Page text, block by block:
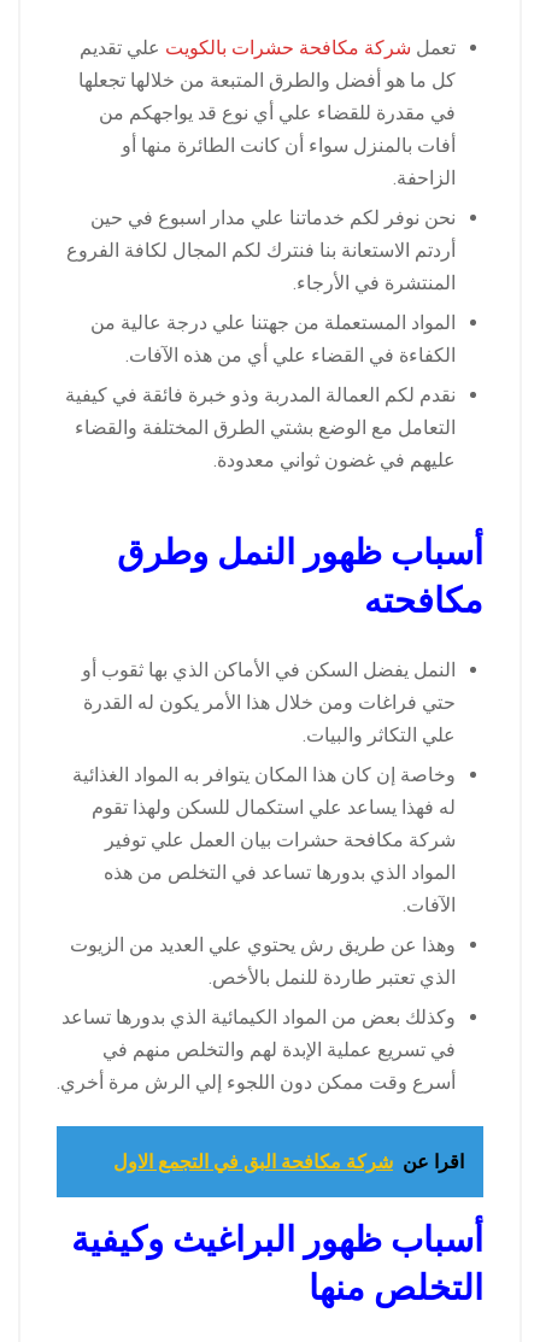
تعمل شركة مكافحة حشرات بالكويت علي تقديم
كل ما هو أفضل والطرق المتبعة من خلالها تجعلها
في مقدرة للقضاء علي أي نوع قد يواجهكم من
أفات بالمنزل سواء أن كانت الطائرة منها أو
الزاحفة.
نحن نوفر لكم خدماتنا علي مدار اسبوع في حين
أردتم الاستعانة بنا فنترك لكم المجال لكافة الفروع
المنتشرة في الأرجاء.
المواد المستعملة من جهتنا علي درجة عالية من
الكفاءة في القضاء علي أي من هذه الآفات.
نقدم لكم العمالة المدربة وذو خبرة فائقة في كيفية
التعامل مع الوضع بشتي الطرق المختلفة والقضاء
عليهم في غضون ثواني معدودة.
أسباب ظهور النمل وطرق
مكافحته
النمل يفضل السكن في الأماكن الذي بها ثقوب أو
حتي فراغات ومن خلال هذا الأمر يكون له القدرة
علي التكاثر والبيات.
وخاصة إن كان هذا المكان يتوافر به المواد الغذائية
له فهذا يساعد علي استكمال للسكن ولهذا تقوم
شركة مكافحة حشرات بيان العمل علي توفير
المواد الذي بدورها تساعد في التخلص من هذه
الآفات.
وهذا عن طريق رش يحتوي علي العديد من الزيوت
الذي تعتبر طاردة للنمل بالأخص.
وكذلك بعض من المواد الكيمائية الذي بدورها تساعد
في تسريع عملية الإبدة لهم والتخلص منهم في
أسرع وقت ممكن دون اللجوء إلي الرش مرة أخري.
اقرا عن شركة مكافحة البق في التجمع الاول
أسباب ظهور البراغيث وكيفية
التخلص منها